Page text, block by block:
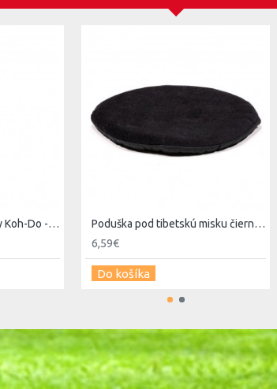
Japonské vonné tyčinky Koh-Do - Fortune 20tyč. Poduška pod tibetskú misku čierna 15cm
6,59€
Do košíka